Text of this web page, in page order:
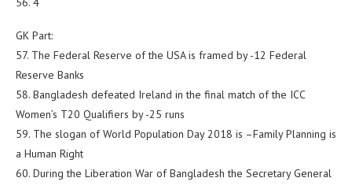
GK Part:
57. The Federal Reserve of the USA is framed by -12 Federal
Reserve Banks
58. Bangladesh defeated Ireland in the final match of the ICC
Women’s T20 Qualifiers by -25 runs
59. The slogan of World Population Day 2018 is –Family Planning is
a Human Right
60. During the Liberation War of Bangladesh the Secretary General